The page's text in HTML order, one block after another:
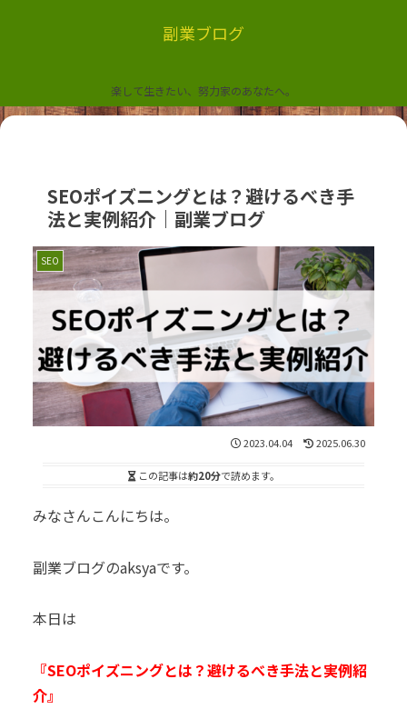
副業ブログ
楽して生きたい、努力家のあなたへ。
SEOポイズニングとは？避けるべき手
法と実例紹介｜副業ブログ
SEO
2023.04.04 2025.06.30
この記事は約20分で読めます。
みなさんこんにちは。
副業ブログのaksyaです。
本日は
『SEOポイズニングとは？避けるべき手法と実例紹
介』